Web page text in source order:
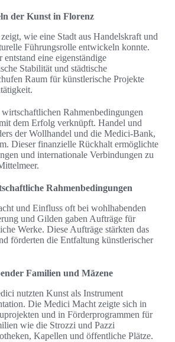
der Kunst in Florenz
wie eine Stadt aus Handelskraft und
Führungsrolle entwickeln konnte.
eine eigenständige
Stabilität und städtische
Raum für künstlerische Projekte
Rahmenbedingungen
dem Erfolg verknüpft. Handel und
der Wollhandel und die Medici-Bank,
Dieser finanzielle Rückhalt ermöglichte
und internationale Verbindungen zu
Rahmenbedingungen
und Einfluss oft bei wohlhabenden
und Gilden gaben Aufträge für
Werke. Diese Aufträge stärkten das
förderten die Entfaltung künstlerischer
Familien und Mäzene
nutzten Kunst als Instrument
Die Medici Macht zeigte sich in
und in Förderprogrammen für
wie die Strozzi und Pazzi
Kapellen und öffentliche Plätze.